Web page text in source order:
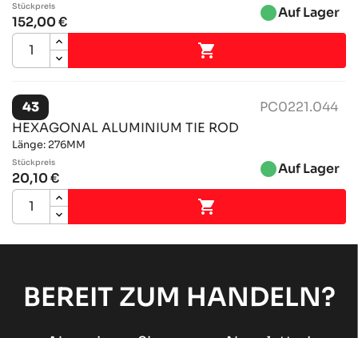
Stückpreis
152,00 € brightness_1Auf Lager

43
PC0221.044
HEXAGONAL ALUMINIUM TIE ROD
Länge: 276MM
Stückpreis
20,10 € brightness_1Auf Lager

BEREIT ZUM HANDELN?